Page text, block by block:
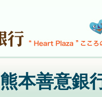
熊本善意銀